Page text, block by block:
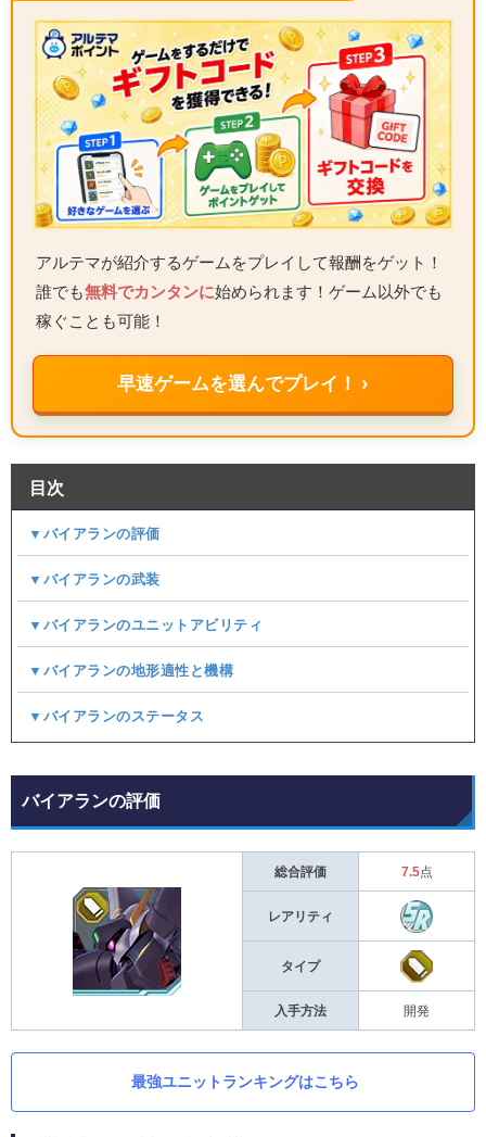
アルテマが紹介するゲームをプレイして報酬をゲット！
誰でも無料でカンタンに始められます！ゲーム以外でも
稼ぐことも可能！
早速ゲームを選んでプレイ！ ›
目次
▼バイアランの評価
▼バイアランの武装
▼バイアランのユニットアビリティ
▼バイアランの地形適性と機構
▼バイアランのステータス
バイアランの評価
総合評価 7.5点
レアリティ
タイプ
入手方法 開発
最強ユニットランキングはこちら